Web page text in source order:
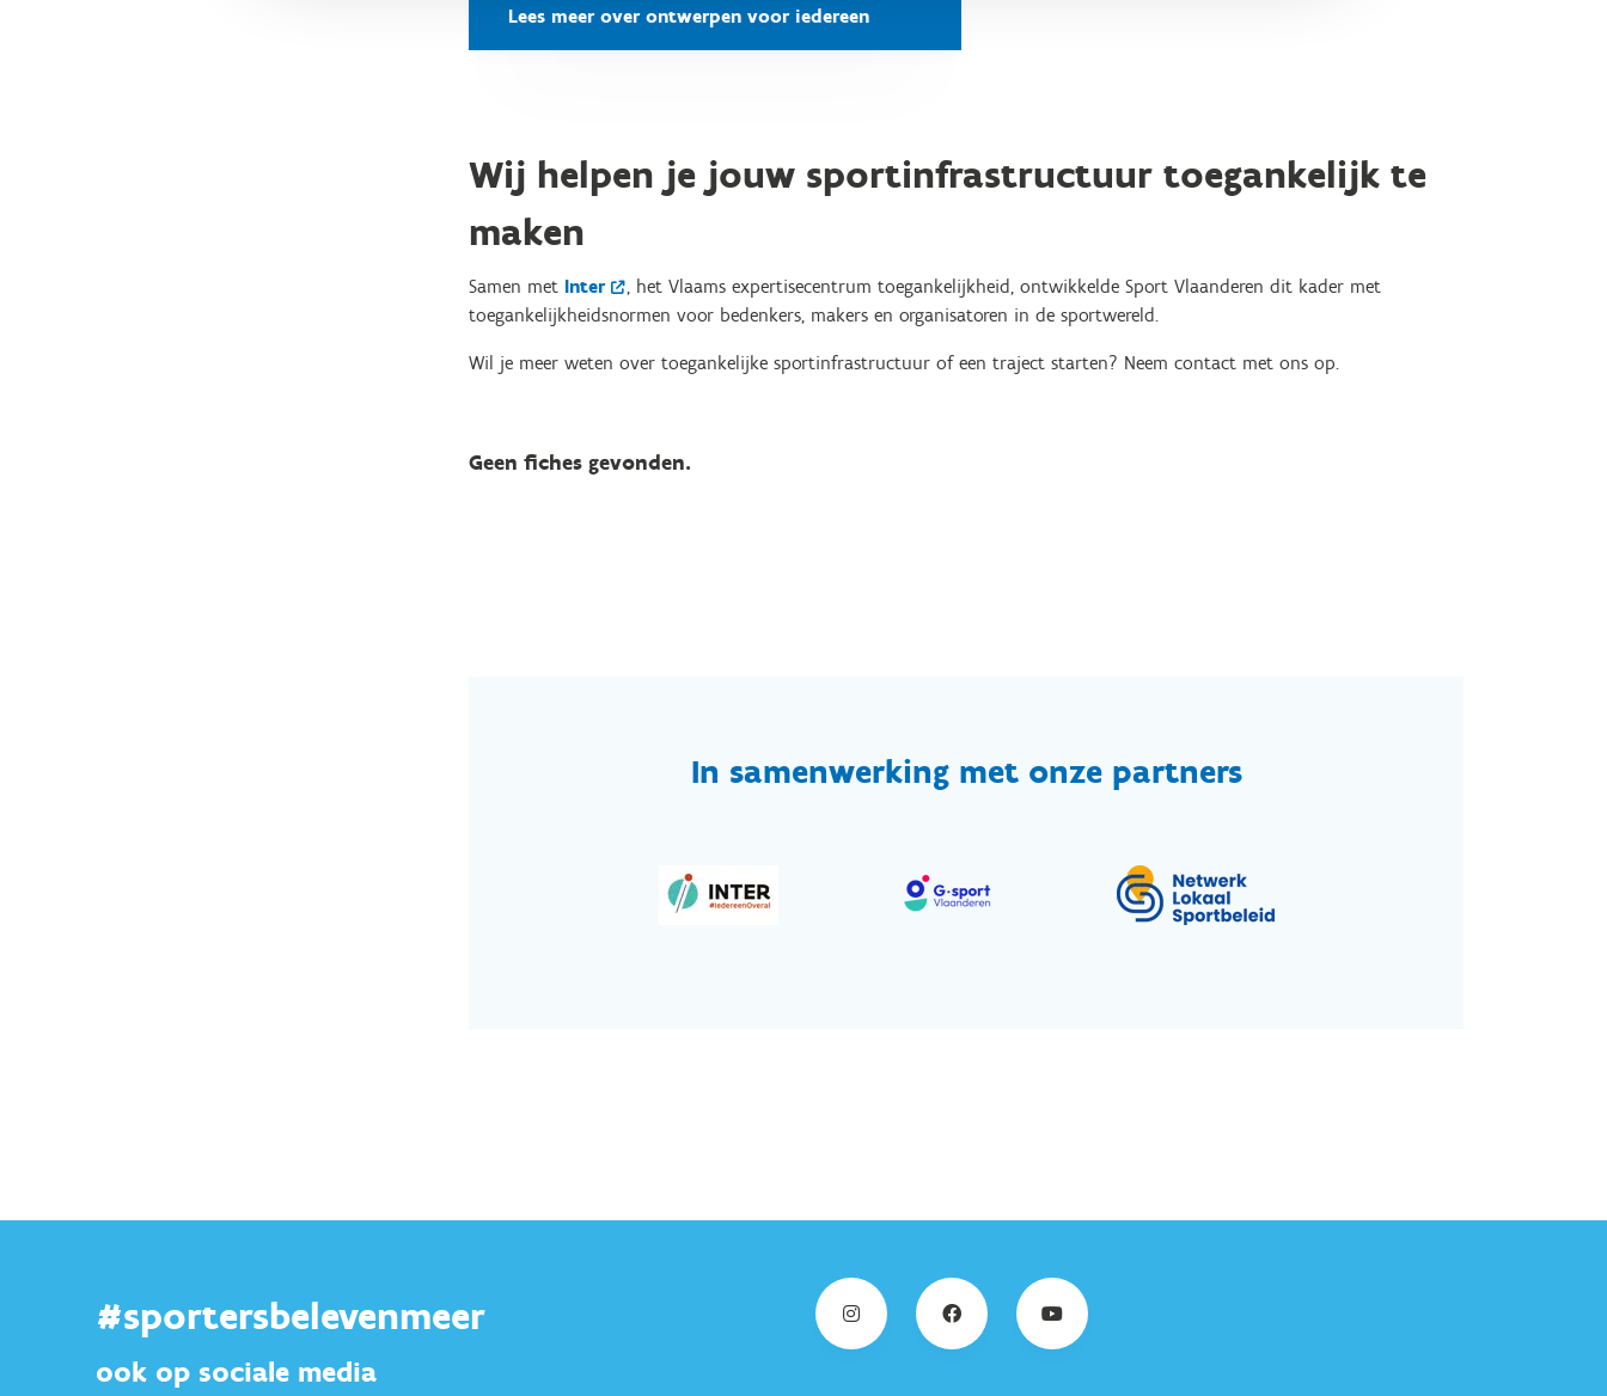
Lees meer over ontwerpen voor iedereen
Wij helpen je jouw sportinfrastructuur toegankelijk te
maken
Samen met Inter
, het Vlaams expertisecentrum toegankelijkheid, ontwikkelde Sport Vlaanderen dit kader met
toegankelijkheidsnormen voor bedenkers, makers en organisatoren in de sportwereld.
Wil je meer weten over toegankelijke sportinfrastructuur of een traject starten? Neem contact met ons op.
Geen fiches gevonden.
In samenwerking met onze partners
#sportersbelevenmeer
ook op sociale media